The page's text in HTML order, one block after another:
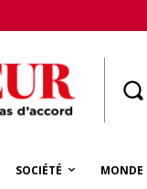
SOCIÉTÉ MONDE